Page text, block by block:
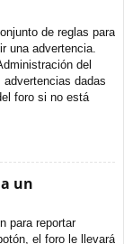
de reglas para
una advertencia.
del
dadas
foro si no está
un
para reportar
el foro le llevará